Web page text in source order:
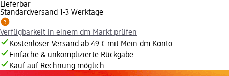
Lieferbar
Standardversand 1-3 Werktage
Verfügbarkeit in einem dm Markt prüfen
Kostenloser Versand ab 49 € mit Mein dm Konto
Einfache & unkomplizierte Rückgabe
Kauf auf Rechnung möglich